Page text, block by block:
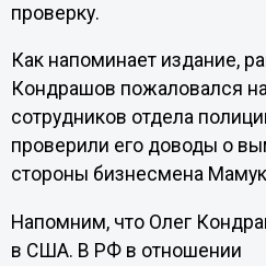
проверку.
Как напоминает издание,
Кондрашов пожаловался
сотрудников отдела
проверили его доводы о
стороны бизнесмена
Напомним, что Олег
в США. В РФ в отношении